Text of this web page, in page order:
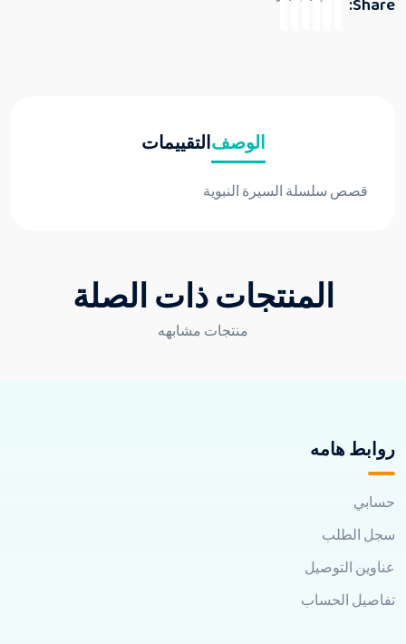
الوصفالتقييمات
قصص سلسلة السيرة النبوية
المنتجات ذات الصلة
منتجات مشابهه
روابط هامه
حسابي
سجل الطلب
عناوين التوصيل
تفاصيل الحساب